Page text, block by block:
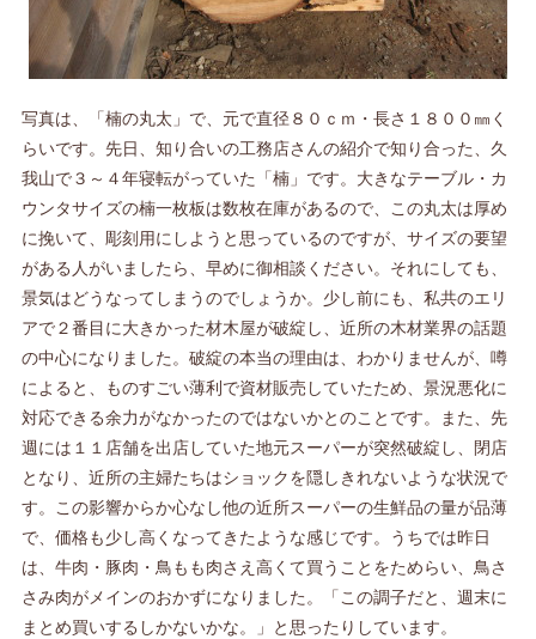
写真は、「楠の丸太」で、元で直径８０ｃｍ・長さ１８００㎜く
らいです。先日、知り合いの工務店さんの紹介で知り合った、久
我山で３～４年寝転がっていた「楠」です。大きなテーブル・カ
ウンタサイズの楠一枚板は数枚在庫があるので、この丸太は厚め
に挽いて、彫刻用にしようと思っているのですが、サイズの要望
がある人がいましたら、早めに御相談ください。それにしても、
景気はどうなってしまうのでしょうか。少し前にも、私共のエリ
アで２番目に大きかった材木屋が破綻し、近所の木材業界の話題
の中心になりました。破綻の本当の理由は、わかりませんが、噂
によると、ものすごい薄利で資材販売していたため、景況悪化に
対応できる余力がなかったのではないかとのことです。また、先
週には１１店舗を出店していた地元スーパーが突然破綻し、閉店
となり、近所の主婦たちはショックを隠しきれないような状況で
す。この影響からか心なし他の近所スーパーの生鮮品の量が品薄
で、価格も少し高くなってきたような感じです。うちでは昨日
は、牛肉・豚肉・鳥もも肉さえ高くて買うことをためらい、鳥さ
さみ肉がメインのおかずになりました。「この調子だと、週末に
まとめ買いするしかないかな。」と思ったりしています。